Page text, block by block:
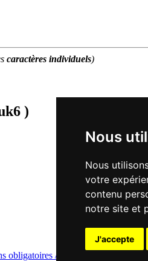
Nous
Nous
votre
contenu
notre site et
J'accepte
caractères individuels)
)
obligatoires / contact